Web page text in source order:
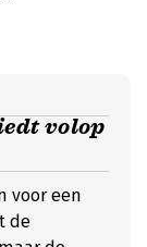
volop
voor een
de